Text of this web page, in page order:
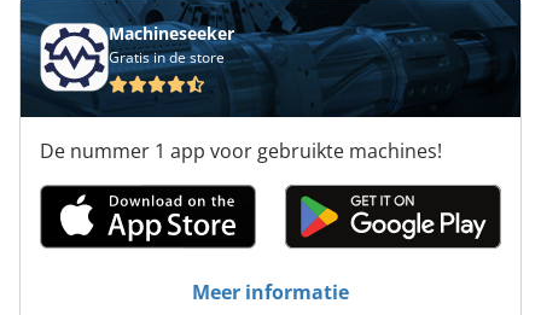
Koch Bohrer
Kockerling Allrounder
Kockerling Vector 620
Schot
Top Bock
Machineseeker
Gratis in de store
De nummer 1 app voor gebruikte machines!
Meer informatie